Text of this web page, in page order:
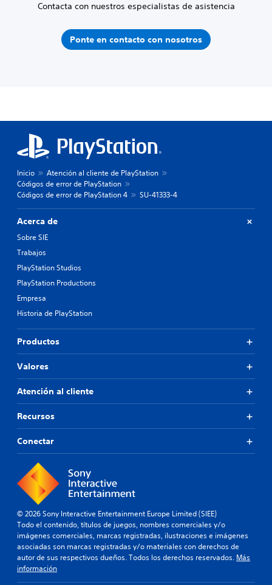
Contacta con nuestros especialistas de asistencia
Ponte en contacto con nosotros
Inicio
Atención al cliente de PlayStation
Códigos de error de PlayStation
Códigos de error de PlayStation 4
SU-41333-4
Acerca de
Sobre SIE
Trabajos
PlayStation Studios
PlayStation Productions
Empresa
Historia de PlayStation
Productos
Valores
Atención al cliente
Recursos
Conectar
© 2026 Sony Interactive Entertainment Europe Limited (SIEE)
Todo el contenido, títulos de juegos, nombres comerciales y/o
imágenes comerciales, marcas registradas, ilustraciones e imágenes
asociadas son marcas registradas y/o materiales con derechos de
autor de sus respectivos dueños. Todos los derechos reservados. Más
información